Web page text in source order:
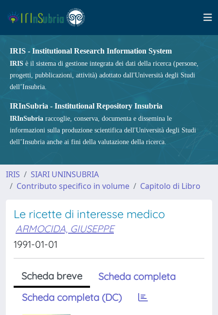
IRIS - Institutional Research Information System
IRIS è il sistema di gestione integrata dei dati della ricerca (persone,
progetti, pubblicazioni, attività) adottato dall'Università degli Studi
dell’Insubria.
IRInSubria - Institutional Repository Insubria
IRInSubria raccoglie, conserva, documenta e dissemina le
informazioni sulla produzione scientifica dell'Università degli Studi
dell’Insubria anche ai fini della valutazione della ricerca.
IRIS
SIARI UNINSUBRIA
Contributo specifico in volume
Capitolo di Libro
Le ricette di interesse medico
ARMOCIDA, GIUSEPPE
1991-01-01
Scheda breve
Scheda completa
Scheda completa (DC)